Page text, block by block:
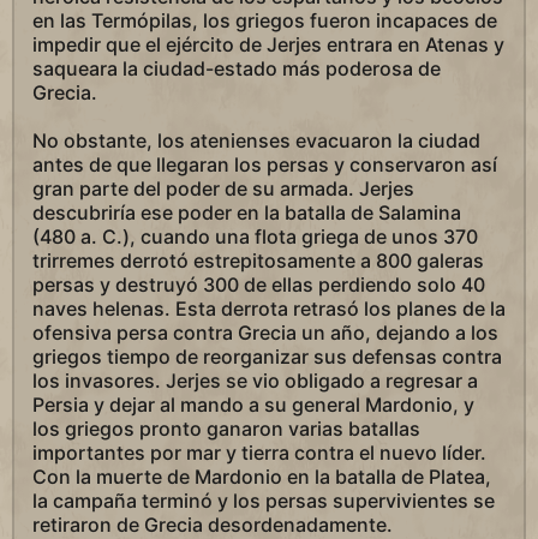
en las Termópilas, los griegos fueron incapaces de
impedir que el ejército de Jerjes entrara en Atenas y
saqueara la ciudad-estado más poderosa de
Grecia.
No obstante, los atenienses evacuaron la ciudad
antes de que llegaran los persas y conservaron así
gran parte del poder de su armada. Jerjes
descubriría ese poder en la batalla de Salamina
(480 a. C.), cuando una flota griega de unos 370
trirremes derrotó estrepitosamente a 800 galeras
persas y destruyó 300 de ellas perdiendo solo 40
naves helenas. Esta derrota retrasó los planes de la
ofensiva persa contra Grecia un año, dejando a los
griegos tiempo de reorganizar sus defensas contra
los invasores. Jerjes se vio obligado a regresar a
Persia y dejar al mando a su general Mardonio, y
los griegos pronto ganaron varias batallas
importantes por mar y tierra contra el nuevo líder.
Con la muerte de Mardonio en la batalla de Platea,
la campaña terminó y los persas supervivientes se
retiraron de Grecia desordenadamente.